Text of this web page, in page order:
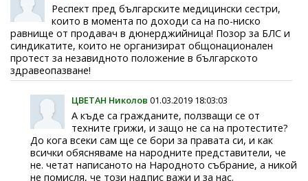
Респект пред българските медицински сестри,
които в момента по доходи са на по-ниско
равнище от продавач в дюнерджийница! Позор за БЛС и
синдикатите, които не организират общонационален
протест за незавидното положение в българското
здравеопазване!
ЦВЕТАН Николов01.03.2019 18:03:03
А къде са гражданите, ползващи се от
техните грижи, и защо не са на протестите?
До кога всеки сам ще се бори за правата си, и как
всички обясняваме на народните представители, че
не. четат написаното на Народното събрание, а никой
не помисля, че този надпис важи и за нас.